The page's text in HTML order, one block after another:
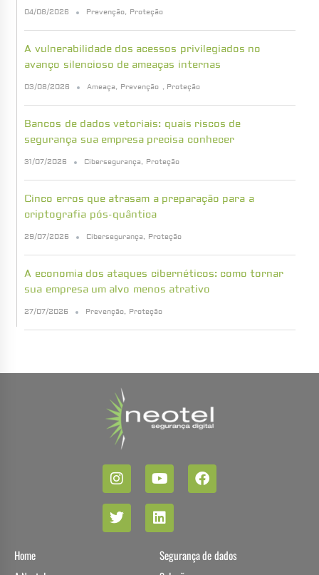
04/08/2026 Prevenção, Proteção
A vulnerabilidade dos acessos privilegiados no
avanço silencioso de ameaças internas
03/08/2026 Ameaça, Prevenção , Proteção
Bancos de dados vetoriais: quais riscos de
segurança sua empresa precisa conhecer
31/07/2026 Cibersegurança, Proteção
Cinco erros que atrasam a preparação para a
criptografia pós-quântica
29/07/2026 Cibersegurança, Proteção
A economia dos ataques cibernéticos: como tornar
sua empresa um alvo menos atrativo
27/07/2026 Prevenção, Proteção
Home
Segurança de dados